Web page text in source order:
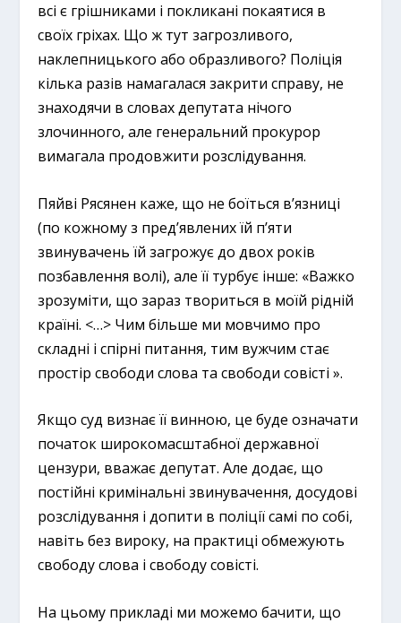
всі є грішниками і покликані покаятися в
своїх гріхах. Що ж тут загрозливого,
наклепницького або образливого? Поліція
кілька разів намагалася закрити справу, не
знаходячи в словах депутата нічого
злочинного, але генеральний прокурор
вимагала продовжити розслідування.
Пяйві Рясянен каже, що не боїться в’язниці
(по кожному з пред’явлених їй п’яти
звинувачень їй загрожує до двох років
позбавлення волі), але її турбує інше: «Важко
зрозуміти, що зараз твориться в моїй рідній
країні. <…> Чим більше ми мовчимо про
складні і спірні питання, тим вужчим стає
простір свободи слова та свободи совісті ».
Якщо суд визнає її винною, це буде означати
початок широкомасштабної державної
цензури, вважає депутат. Але додає, що
постійні кримінальні звинувачення, досудові
розслідування і допити в поліції самі по собі,
навіть без вироку, на практиці обмежують
свободу слова і свободу совісті.
На цьому прикладі ми можемо бачити, що